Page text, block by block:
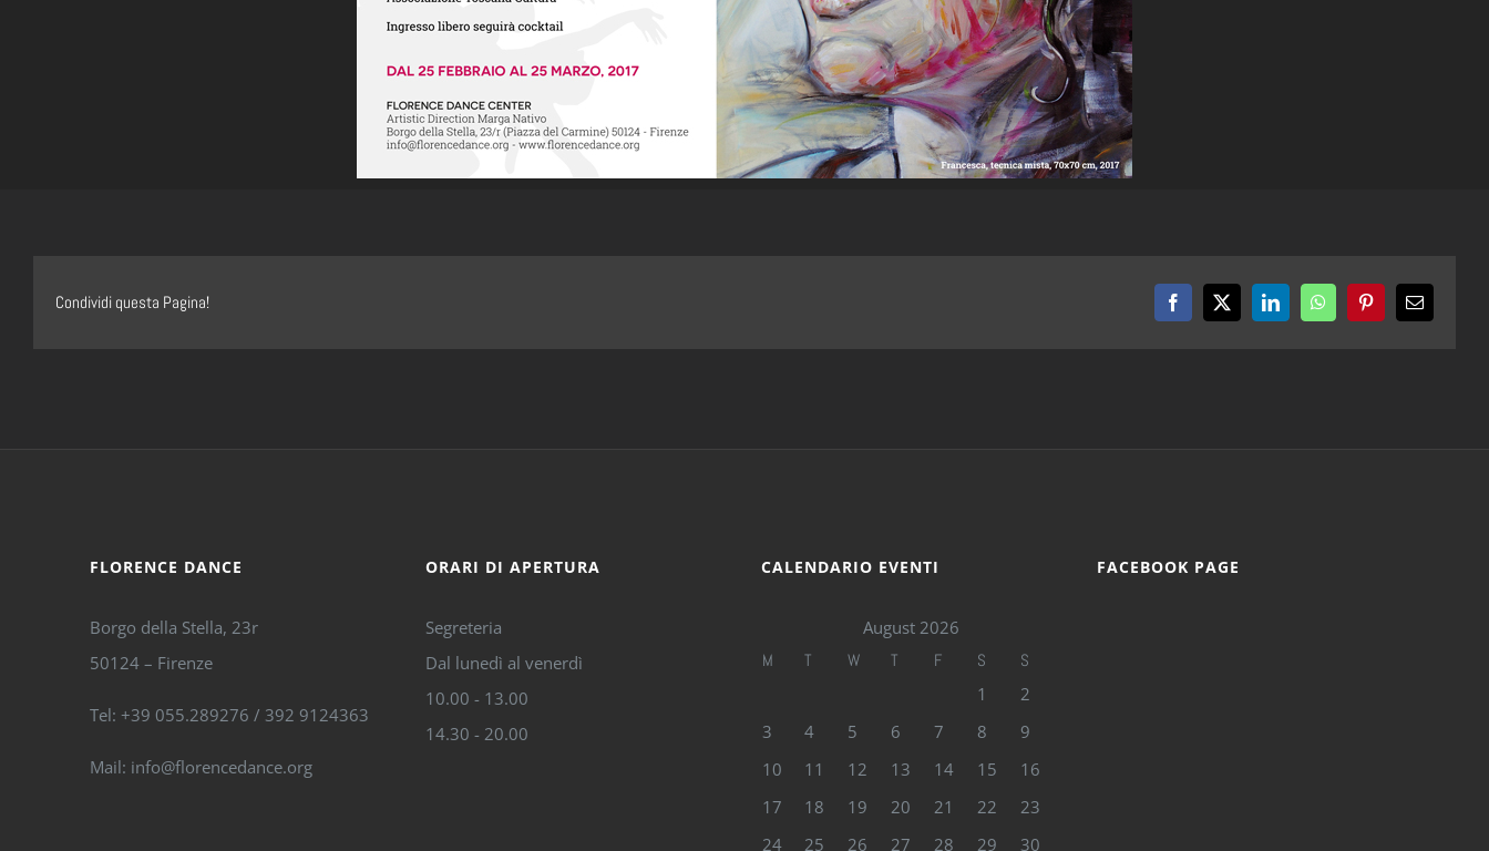
Condividi questa Pagina! Facebook
X LinkedInWhatsAppPinterestEmail
FLORENCE DANCE
Borgo della Stella, 23r
50124 – Firenze
Tel: +39 055.289276 / 392 9124363
Mail: info@florencedance.org
ORARI DI APERTURA
Segreteria
Dal lunedì al venerdì
10.00 - 13.00
14.30 - 20.00
CALENDARIO EVENTI
August 2026
M T W T F S S
1
2
3
4 5 6 7 8
9
10
11 12 13 14 15
16
17
18 19 20 21 22
23
24
25 26 27 28 29 30
FACEBOOK PAGE